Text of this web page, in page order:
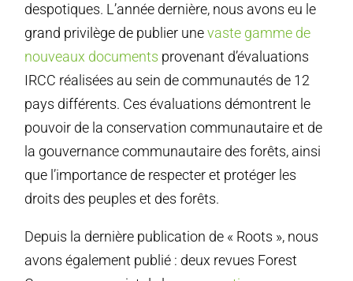
despotiques. L’année dernière, nous avons eu le
grand privilège de publier unevaste gamme de
nouveaux documents provenant d’évaluations
IRCC réalisées au sein de communautés de 12
pays différents. Ces évaluations démontrent le
pouvoir de la conservation communautaire et de
la gouvernance communautaire des forêts, ainsi
que l’importance de respecter et protéger les
droits des peuples et des forêts.
Depuis la dernière publication de « Roots », nous
avons également publié : deux revues Forest